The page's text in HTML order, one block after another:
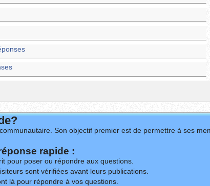
Son objectif premier est de permettre à ses
rapide :
pour poser ou répondre aux questions.
sont vérifiées avant leurs publications.
là pour répondre à vos questions.